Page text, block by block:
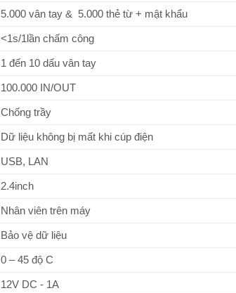
5.000 vân tay & 5.000 thẻ từ + mật khẩu
<1s/1lần chấm công
1 đến 10 dấu vân tay
100.000 IN/OUT
Chống trầy
Dữ liệu không bị mất khi cúp điện
USB, LAN
2.4inch
Nhân viên trên máy
Bảo vệ dữ liệu
0 – 45 độ C
12V DC - 1A